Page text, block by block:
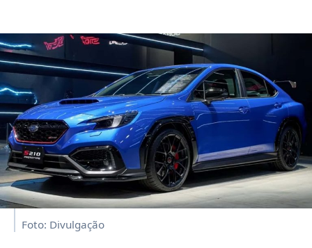
Foto: Divulgação